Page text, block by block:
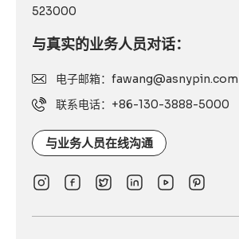
523000
与真实的业务人员对话：
电子邮箱：fawang@asnypin.com
联系电话：+86-130-3888-5000
与业务人员在线沟通